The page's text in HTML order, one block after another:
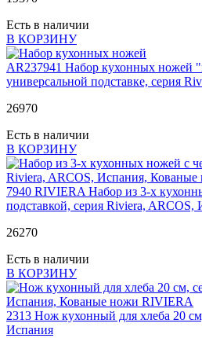
Есть в наличии
В КОРЗИНУ
AR237941 Набор кухонных ножей
универсальной подставке, серия
26970
Есть в наличии
В КОРЗИНУ
7940 RIVIERA Набор из 3-х
подставкой, серия Riviera, ARCOS,
26270
Есть в наличии
В КОРЗИНУ
2313 Нож кухонный для хлеба 20
Испания